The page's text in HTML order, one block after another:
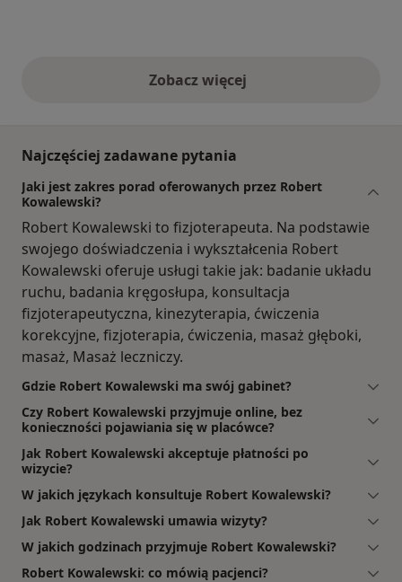
Zobacz więcejopinie powyżej
Najczęściej zadawane pytania
Jaki jest zakres porad oferowanych przez Robert
Kowalewski?
Robert Kowalewski to fizjoterapeuta. Na podstawie
swojego doświadczenia i wykształcenia Robert
Kowalewski oferuje usługi takie jak: badanie układu
ruchu, badania kręgosłupa, konsultacja
fizjoterapeutyczna, kinezyterapia, ćwiczenia
korekcyjne, fizjoterapia, ćwiczenia, masaż głęboki,
masaż, Masaż leczniczy.
Gdzie Robert Kowalewski ma swój gabinet?
Czy Robert Kowalewski przyjmuje online, bez
konieczności pojawiania się w placówce?
Jak Robert Kowalewski akceptuje płatności po
wizycie?
W jakich językach konsultuje Robert Kowalewski?
Jak Robert Kowalewski umawia wizyty?
W jakich godzinach przyjmuje Robert Kowalewski?
Robert Kowalewski: co mówią pacjenci?